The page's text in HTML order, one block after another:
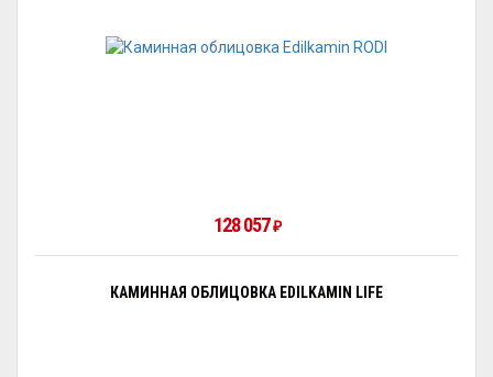
128 057₽
КАМИННАЯ ОБЛИЦОВКА EDILKAMIN LIFE